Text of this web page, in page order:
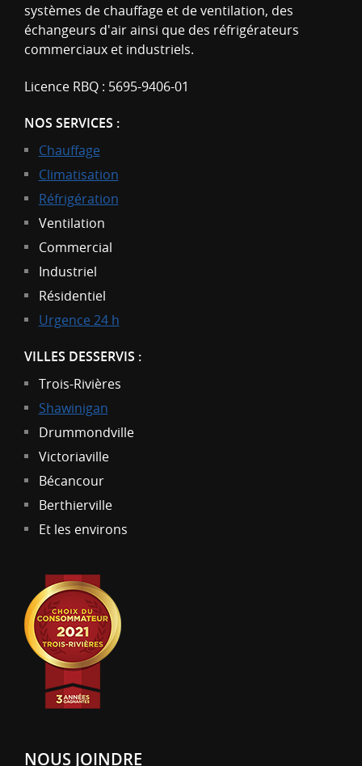
systèmes de chauffage et de ventilation, des
échangeurs d'air ainsi que des réfrigérateurs
commerciaux et industriels.
Licence RBQ : 5695-9406-01
NOS SERVICES :
Chauffage
Climatisation
Réfrigération
Ventilation
Commercial
Industriel
Résidentiel
Urgence 24 h
VILLES DESSERVIS :
Trois-Rivières
Shawinigan
Drummondville
Victoriaville
Bécancour
Berthierville
Et les environs
NOUS JOINDRE